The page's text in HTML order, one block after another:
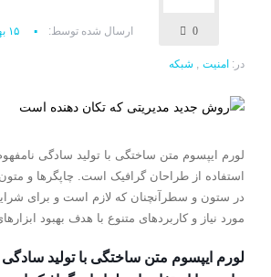
0 ارسال شده توسط: ۱۵ بهمن, ۱۳۹۴
در: امنیت , شبکه
لورم ایپسوم متن ساختگی با تولید سادگی
استفاده از طراحان گرافیک است. چاپگرها و متون
در ستون و سطرآنچنان که لازم است و برای
مورد نیاز و کاربردهای متنوع با هدف بهبود
لورم ایپسوم متن ساختگی با تولید